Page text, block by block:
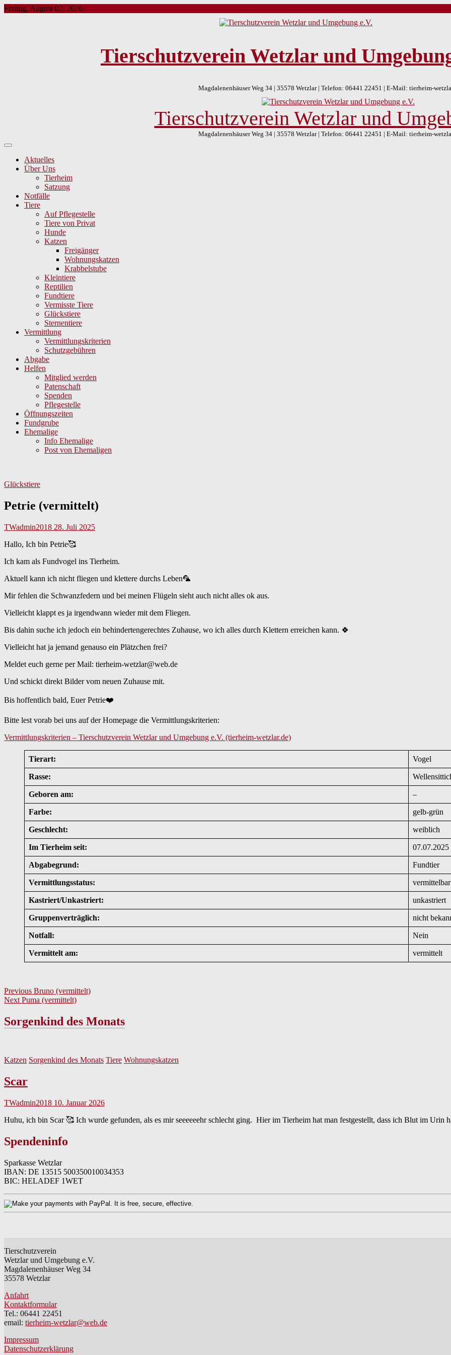
Skip
Freitag, August 07, 2026
Tierschutzverein Wetzlar und
Magdalenenhäuser Weg 34 | 35578 Wetzlar | Telefon: 06441 22451 | E-Mail: tierheim-
Tierschutzverein Wetzlar und
Magdalenenhäuser Weg 34 | 35578 Wetzlar | Telefon: 06441 22451 | E-Mail: tierheim-
Aktuelles
Über Uns
Tierheim
Satzung
Notfälle
Tiere
Auf Pflegestelle
Tiere von Privat
Hunde
Katzen
Freigänger
Wohnungskatzen
Krabbelstube
Kleintiere
Reptilien
Fundtiere
Vermisste Tiere
Glückstiere
Sternentiere
Vermittlung
Vermittlungskriterien
Schutzgebühren
Abgabe
Helfen
Mitglied werden
Patenschaft
Spenden
Pflegestelle
Öffnungszeiten
Fundgrube
Ehemalige
Info Ehemalige
Post von Ehemaligen
Glückstiere
Petrie (vermittelt)
TWadmin2018 28. Juli 2025
Hallo, Ich bin Petrie🥰
Ich kam als Fundvogel ins Tierheim.
Aktuell kann ich nicht fliegen und klettere durchs Leben🦜
Mir fehlen die Schwanzfedern und bei meinen Flügeln sieht auch nicht alles ok aus.
Vielleicht klappt es ja irgendwann wieder mit dem Fliegen.
Bis dahin suche ich jedoch ein behindertengerechtes Zuhause, wo ich alles durch Klettern erreichen kann. 🍀
Vielleicht hat ja jemand genauso ein Plätzchen frei?
Meldet euch gerne per Mail: tierheim-wetzlar@web.de
Und schickt direkt Bilder vom neuen Zuhause mit.
Bis hoffentlich bald, Euer Petrie❤️
Bitte lest vorab bei uns auf der Homepage die Vermittlungskriterien:
Vermittlungskriterien – Tierschutzverein Wetzlar und Umgebung e.V. (tierheim-wetzlar.de)
Tierart: Vogel
Rasse:
Geboren am: –
Farbe: gelb-grün
Geschlecht: weiblich
Im Tierheim seit: 07.07.2025
Abgabegrund: Fundtier
Vermittlungsstatus: vermittelbar
Kastriert/Unkastriert: unkastriert
Gruppenverträglich: nicht
Notfall: Nein
Vermittelt am: vermittelt
Beitragsnavigation
Previous Previous
post:
Bruno (vermittelt)
Next Next
Puma (vermittelt)
Sorgenkind des Monats
Katzen Sorgenkind des Monats Tiere Wohnungskatzen
Scar
TWadmin2018 10. Januar 2026
Huhu, ich bin Scar 🥰 Ich wurde gefunden, als es mir seeeeeehr schlecht ging. Hier im Tierheim hat man festgestellt, dass ich Blut im Urin
Spendeninfo
Sparkasse Wetzlar
IBAN: DE 13515 500350010034353
BIC: HELADEF 1WET
Tierschutzverein
Wetzlar und Umgebung e.V.
Magdalenenhäuser Weg 34
35578 Wetzlar
Anfahrt
Kontaktformular
Tel.: 06441 22451
email: tierheim-wetzlar@web.de
Impressum
Datenschutzerklärung